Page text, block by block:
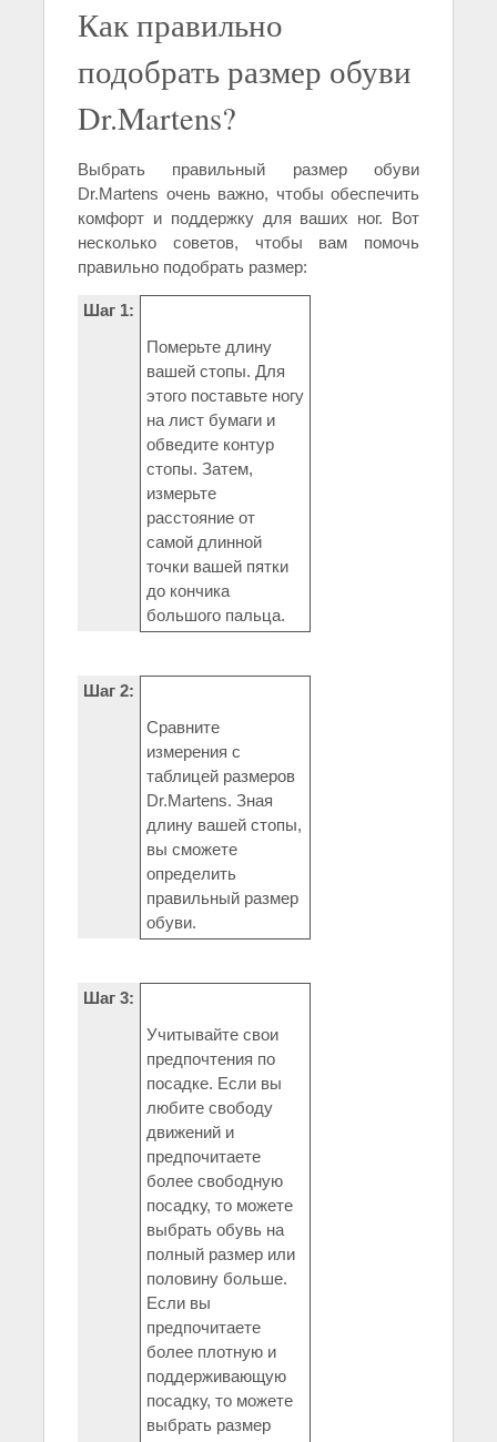
Как правильно
подобрать размер обуви
Dr.Martens?
Выбрать правильный размер обуви
Dr.Martens очень важно, чтобы обеспечить
комфорт и поддержку для ваших ног. Вот
несколько советов, чтобы вам помочь
правильно подобрать размер:
Шаг 1:
Померьте длину
вашей стопы. Для
этого поставьте ногу
на лист бумаги и
обведите контур
стопы. Затем,
измерьте
расстояние от
самой длинной
точки вашей пятки
до кончика
большого пальца.
Шаг 2:
Сравните
измерения с
таблицей размеров
Dr.Martens. Зная
длину вашей стопы,
вы сможете
определить
правильный размер
обуви.
Шаг 3:
Учитывайте свои
предпочтения по
посадке. Если вы
любите свободу
движений и
предпочитаете
более свободную
посадку, то можете
выбрать обувь на
полный размер или
половину больше.
Если вы
предпочитаете
более плотную и
поддерживающую
посадку, то можете
выбрать размер